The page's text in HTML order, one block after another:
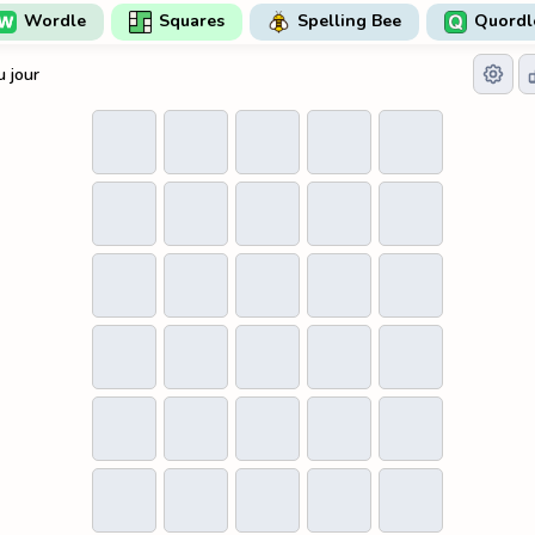
Wordle Squares Spelling Bee
jour